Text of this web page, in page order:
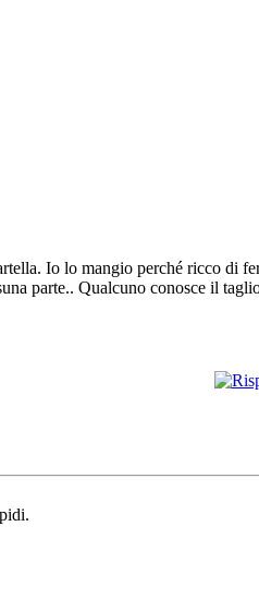
Io lo mangio perché ricco di
parte.. Qualcuno conosce il